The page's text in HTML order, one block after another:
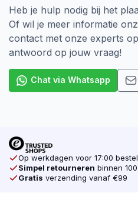
verwerking. De schroeven
gecontroleerd waardoor u
hoogwaardige
supersterk. De schroeven
product voldoet aan de
gezondheid, milieu en
de Schroef voor een deel
De Schroef wordt veel
van hout verbindingen,
maken van wanden,
Heb je hulp nodig bij het
Of wil je meer informatie
contact met onze experts
antwoord op jouw vraag!
Chat via Whatsapp
Op werkdagen voor 17:00
Simpel retourneren binnen
Gratis verzending vanaf €99